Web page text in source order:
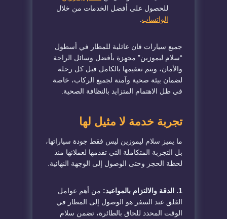
للحصول على أفضل الخدمات من خلال
الواتساب
جميع سيارات فان عائلية للمطار في أسطول
“سلام ليموزين” مجهزة بأفضل وسائل الراحة
والأمان، ويتم تعقيمها بالكامل قبل كل رحلة
لضمان بيئة صحية وآمنة لجميع الركاب، خاصة
في ظل الاهتمام المتزايد بالنظافة الصحية.
تجربة خدمة لا مثيل لها
ما يميز سلام ليموزين ليس فقط جودة سياراتها،
بل التجربة المتكاملة التي تقدمها لعملائها منذ
لحظة الحجز وحتى الوصول إلى الوجهة النهائية.
1. الدقة والالتزام بالمواعيد:
من أهم عوامل
القلق عند السفر هو الوصول إلى المطار في
الوقت المحدد للحاق بالطائرة، تضمن سلام